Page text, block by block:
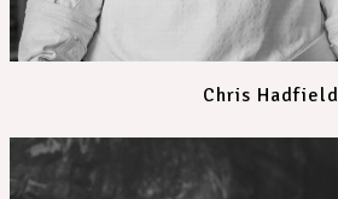
Chris Hadfield